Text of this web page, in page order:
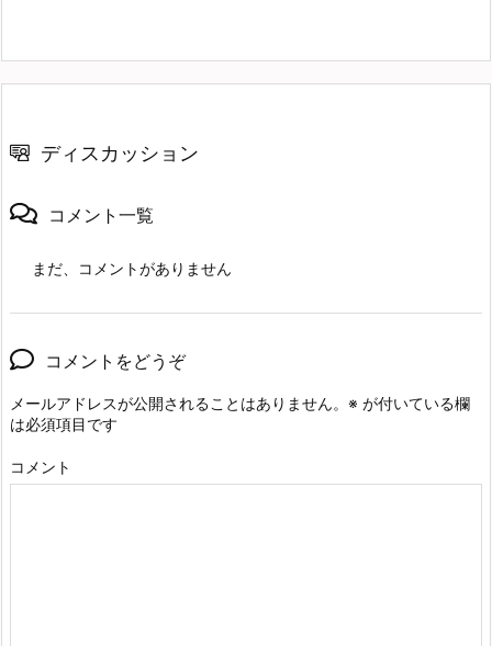
ディスカッション
コメント一覧
まだ、コメントがありません
コメントをどうぞ
メールアドレスが公開されることはありません。 ※ が付いている欄
は必須項目です
コメント